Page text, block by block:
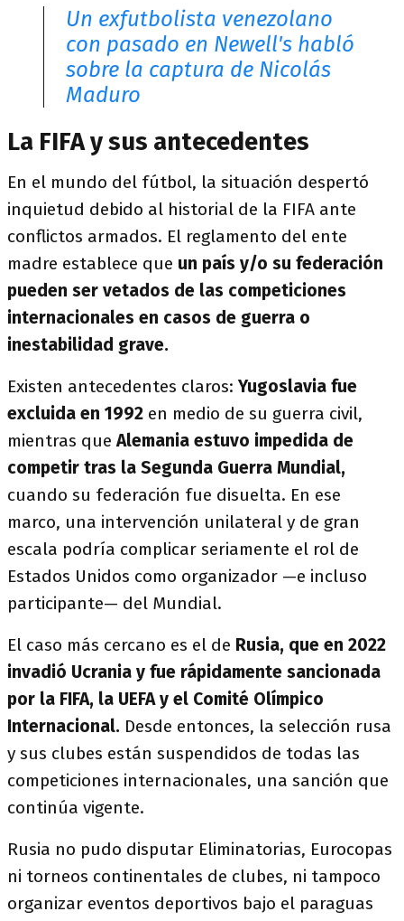
Un exfutbolista venezolano
con pasado en Newell's habló
sobre la captura de Nicolás
Maduro
La FIFA y sus antecedentes
En el mundo del fútbol, la situación despertó
inquietud debido al historial de la FIFA ante
conflictos armados. El reglamento del ente
madre establece que un país y/o su federación
pueden ser vetados de las competiciones
internacionales en casos de guerra o
inestabilidad grave.
Existen antecedentes claros: Yugoslavia fue
excluida en 1992 en medio de su guerra civil,
mientras queAlemania estuvo impedida de
competir tras la Segunda Guerra Mundial,
cuando su federación fue disuelta. En ese
marco, una intervención unilateral y de gran
escala podría complicar seriamente el rol de
Estados Unidos como organizador —e incluso
participante— del Mundial.
El caso más cercano es el de Rusia, que en 2022
invadió Ucrania y fue rápidamente sancionada
por la FIFA, la UEFA y el Comité Olímpico
Internacional. Desde entonces, la selección rusa
y sus clubes están suspendidos de todas las
competiciones internacionales, una sanción que
continúa vigente.
Rusia no pudo disputar Eliminatorias, Eurocopas
ni torneos continentales de clubes, ni tampoco
organizar eventos deportivos bajo el paraguas